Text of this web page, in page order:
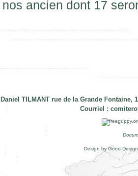
ancien dont 17
Daniel TILMANT rue de la Grande Fontaine,
Courriel :
Design by Good